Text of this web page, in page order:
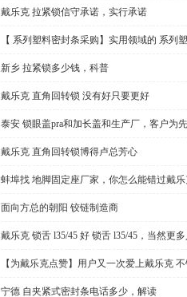
戴乐克 拉紧锁信守承诺，实行承诺
【 系列塑料密封条采购】实用领域的 系列
新乡 拉紧锁多少钱，科普
戴乐克 直角回转锁 没有好只要更好
泰安 锁眼盖pra和加长盖和生产厂，客户为先
戴乐克 直角回转锁博得卢总芳心
蚌埠找 地脚固定座厂家，你怎么能错过戴
面向方总的朝阳 铰链制造商
戴乐克 锁舌 l35/45 好 锁舌 l35/45，当然更
【为戴乐克点赞】用户又一次爱上戴乐克
宁德 自夹紧式密封条电话多少，解读